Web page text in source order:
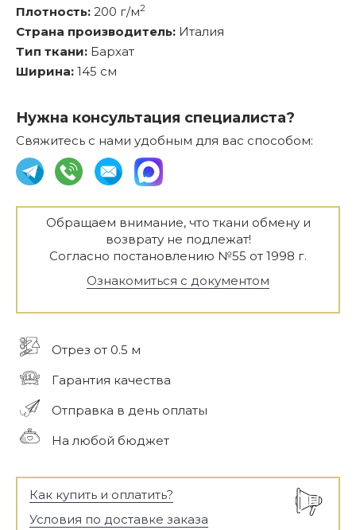
Плотность: 200 г/м2
Страна производитель: Италия
Тип ткани: Бархат
Ширина: 145 см
Нужна консультация специалиста?
Свяжитесь с нами удобным для вас способом:
Обращаем внимание, что ткани обмену и
возврату не подлежат!
Согласно постановлению №55 от 1998 г.
Ознакомиться с документом
Отрез от 0.5 м
Гарантия качества
Отправка в день оплаты
На любой бюджет
Как купить и оплатить?
Условия по доставке заказа